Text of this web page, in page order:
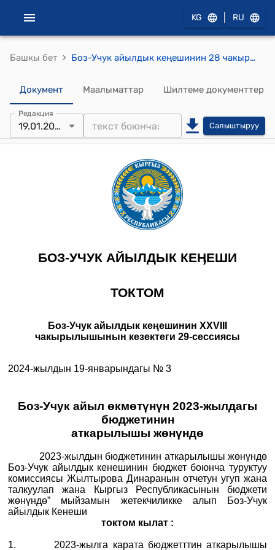
KG RU
Башкы бет › Боз-Учук айылдык кеңешинин 28 чакырылышынын кезектеги 29-сессиясынын 2024-жылдын 19-январындагы № 3 "Боз-Учук айыл өкмөтүнүн 2023-жылдагы бюджетинин аткарылышы жөнүндө" токтому
Документ Маалыматтар Шилтеме документтер
Редакция
19.01.2024 Салыштыруу